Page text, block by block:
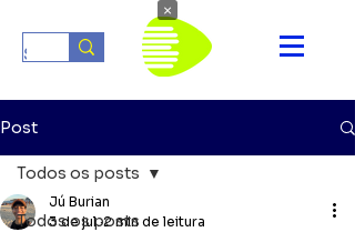
Post
Todos os posts
Todos os posts
Jú Burian
3 de jul. 2 min de leitura
×